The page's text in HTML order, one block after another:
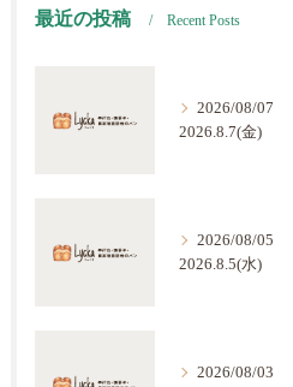
最近の投稿 Recent Posts
2026/08/07
2026.8.7(金)
2026/08/05
2026.8.5(水)
2026/08/03